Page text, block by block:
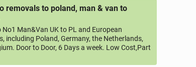
removals to poland, man & van to
No1 Man&Van UK to PL and European
including Poland, Germany, the Netherlands,
Door to Door, 6 Days a week. Low Cost,Part